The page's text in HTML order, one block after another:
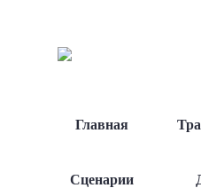
Главная
Сценарии